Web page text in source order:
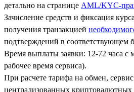
детально на странице AML/KYC-
Зачисление средств и фиксация
получения транзакцией
подтверждений в соответствующем
Время выплаты заявки: 12-72 часа с
рабочее время сервиса).
При расчете тарифа на обмен,
централизованных